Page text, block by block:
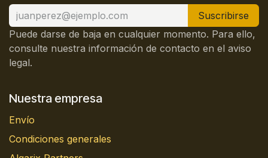
Suscribirse
Puede darse de baja en cualquier momento. Para ello,
consulte nuestra información de contacto en el aviso
legal.
Nuestra empresa
Envío
Condiciones generales